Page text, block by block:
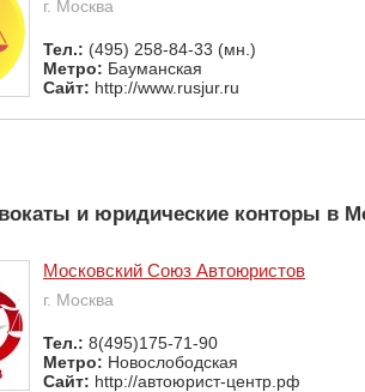
г. Москва
Тел.: (495) 258-84-33 (мн.)
Метро: Бауманская
Сайт: http://www.rusjur.ru
и юридические конторы в
Московский Союз Автоюристов
г. Москва
Тел.: 8(495)175-71-90
Метро: Новослободская
Сайт: http://автоюрист-центр.рф